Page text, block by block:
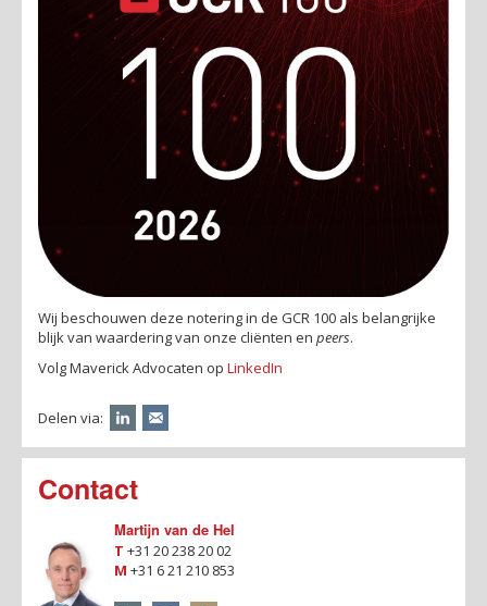
Wij beschouwen deze notering in de GCR 100 als belangrijke
blijk van waardering van onze cliënten en peers.
Volg Maverick Advocaten op LinkedIn
Delen via:
Contact
Martijn van de Hel
T +31 20 238 20 02
M +31 6 21 210 853